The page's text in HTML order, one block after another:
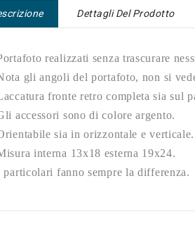
Dettagli Del Prodotto
realizzati senza trascurare
gli angoli del portafoto, non si
fronte retro completa sia sul
accessori sono di colore argento.
sia in orizzontale e verticale.
interna 13x18 esterna 19x24.
particolari fanno sempre la differenza.